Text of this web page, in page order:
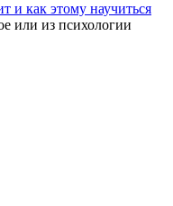
и как этому научиться
или из психологии